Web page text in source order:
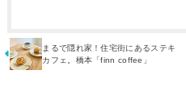
まるで隠れ家！住宅街にあるステキ
カフェ。橋本「finn coffee」